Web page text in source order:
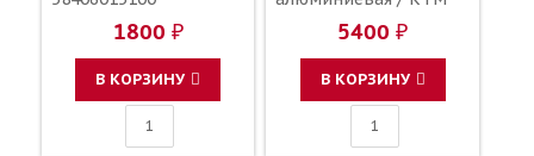
1800 ₽
В КОРЗИНУ
5400 ₽
В КОРЗИНУ